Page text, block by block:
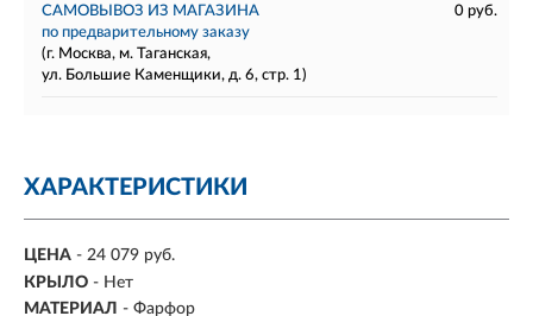
САМОВЫВОЗ ИЗ МАГАЗИНА
0 руб.
по предварительному заказу
(г. Москва, м. Таганская,
ул. Большие Каменщики, д. 6, стр. 1)
ХАРАКТЕРИСТИКИ
ЦЕНА - 24 079 руб.
КРЫЛО - Нет
МАТЕРИАЛ - Фарфор